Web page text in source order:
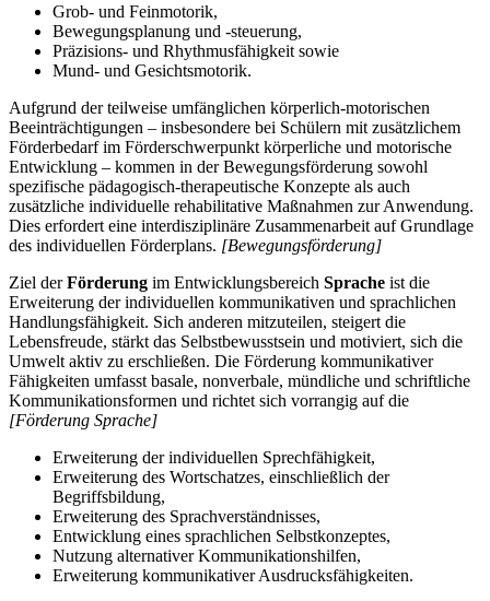
Grob- und Feinmotorik,
Bewegungsplanung und -steuerung,
Präzisions- und Rhythmusfähigkeit sowie
Mund- und Gesichtsmotorik.
Aufgrund der teilweise umfänglichen körperlich-motorischen
Beeinträchtigungen – insbesondere bei Schülern mit zusätzlichem
Förderbedarf im Förderschwerpunkt körperliche und motorische
Entwicklung – kommen in der Bewegungsförderung sowohl
spezifische pädagogisch-therapeutische Konzepte als auch
zusätzliche individuelle rehabilitative Maßnahmen zur Anwendung.
Dies erfordert eine interdisziplinäre Zusammenarbeit auf Grundlage
des individuellen Förderplans. [Bewegungsförderung]
Ziel derFörderung im Entwicklungsbereich Sprache ist die
Erweiterung der individuellen kommunikativen und sprachlichen
Handlungsfähigkeit. Sich anderen mitzuteilen, steigert die
Lebensfreude, stärkt das Selbstbewusstsein und motiviert, sich die
Umwelt aktiv zu erschließen. Die Förderung kommunikativer
Fähigkeiten umfasst basale, nonverbale, mündliche und schriftliche
Kommunikationsformen und richtet sich vorrangig auf die
[Förderung Sprache]
Erweiterung der individuellen Sprechfähigkeit,
Erweiterung des Wortschatzes, einschließlich der
Begriffsbildung,
Erweiterung des Sprachverständnisses,
Entwicklung eines sprachlichen Selbstkonzeptes,
Nutzung alternativer Kommunikationshilfen,
Erweiterung kommunikativer Ausdrucksfähigkeiten.